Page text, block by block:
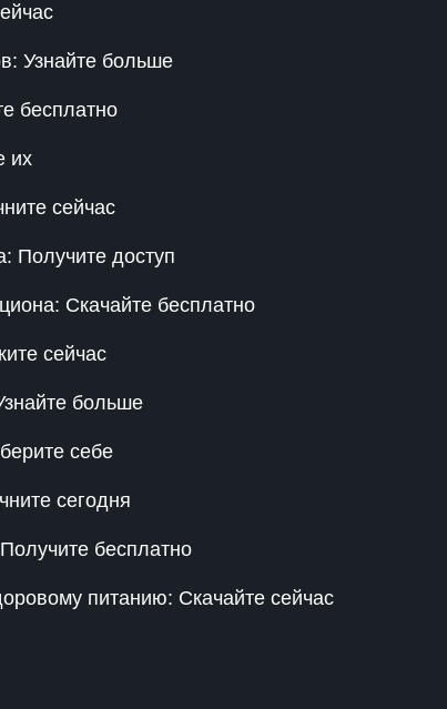
Узнайте больше
бесплатно
их
сейчас
Получите доступ
Скачайте бесплатно
сейчас
больше
себе
сегодня
бесплатно
питанию: Скачайте сейчас